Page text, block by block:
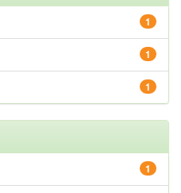
1
1
1
1